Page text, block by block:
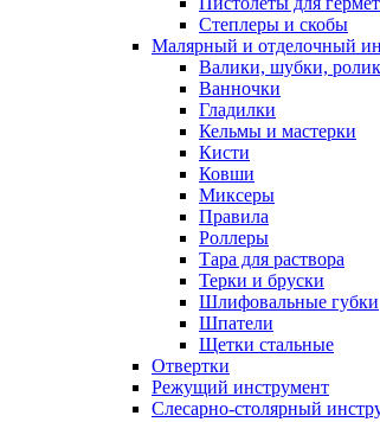
Степлеры и скобы
Малярный и отделочный
Валики, шубки,
Ванночки
Гладилки
Кельмы и мастерки
Кисти
Ковши
Миксеры
Правила
Роллеры
Тара для раствора
Терки и бруски
Шлифовальные губки
Шпатели
Щетки стальные
Отвертки
Режущий инструмент
Слесарно-столярный